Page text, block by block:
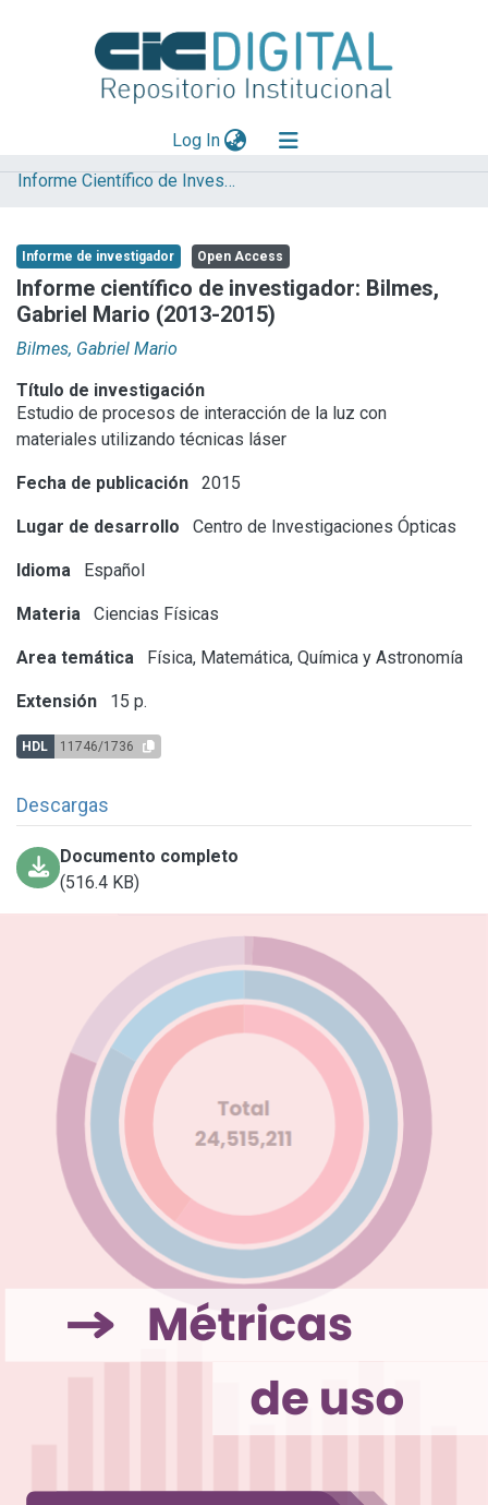
Log In(current)
Explorar
Aportar material
Statistics
Informe Científico de Investigador
Informe de investigador Open Access
Informe científico de investigador: Bilmes,
Gabriel Mario (2013-2015)
Bilmes, Gabriel Mario
Título de investigación
Estudio de procesos de interacción de la luz con
materiales utilizando técnicas láser
Fecha de publicación 2015
Lugar de desarrollo Centro de Investigaciones Ópticas
Idioma Español
Materia Ciencias Físicas
Area temática Física, Matemática, Química y Astronomía
Extensión 15 p.
HDL 11746/1736
Descargas
Documento completo
(516.4 KB)